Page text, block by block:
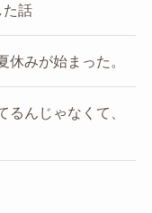
た話
みが始まった。
んじゃなくて、